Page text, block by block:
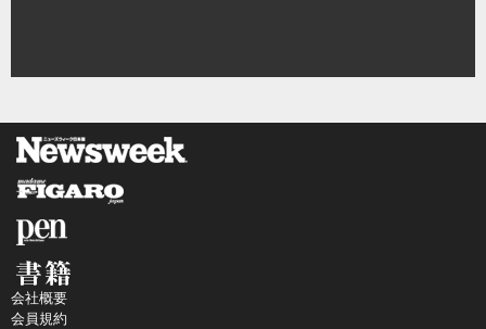
会社概要
会員規約